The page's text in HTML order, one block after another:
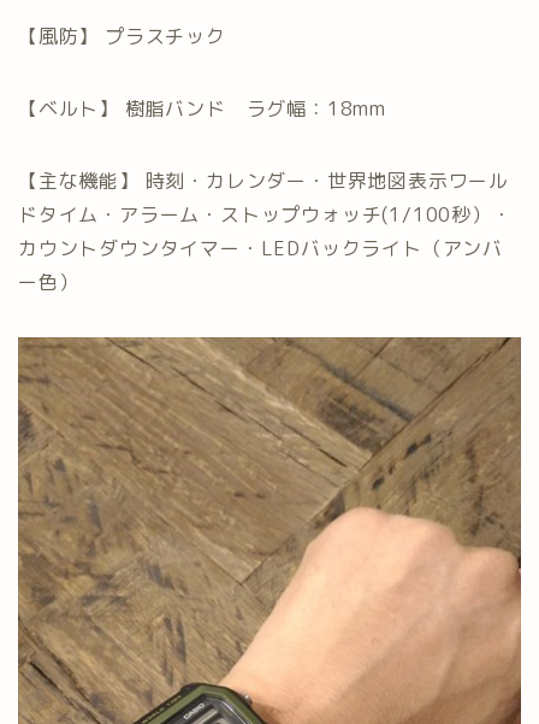
【風防】 プラスチック
【ベルト】 樹脂バンド ラグ幅：18mm
【主な機能】 時刻・カレンダー・世界地図表示ワール
ドタイム・アラーム・ストップウォッチ(1/100秒）・
カウントダウンタイマー・LEDバックライト（アンバ
ー色）